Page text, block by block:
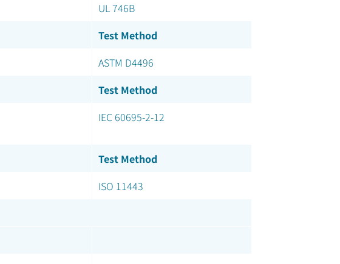
UL 746B
Test Method
ASTM D4496
Test Method
IEC 60695-2-12
Test Method
ISO 11443